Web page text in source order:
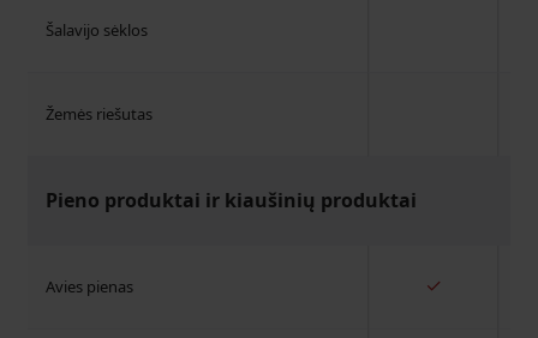
Šalavijo sėklos
Žemės riešutas
Pieno produktai ir kiaušinių produktai
Avies pienas ✓